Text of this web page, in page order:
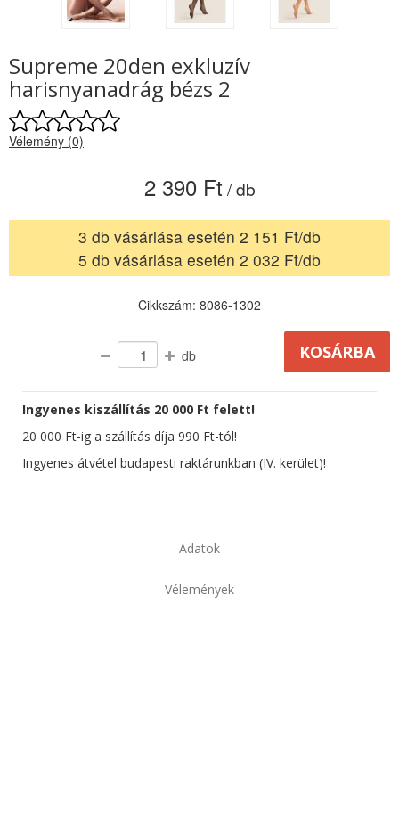
Supreme 20den exkluzív
harisnyanadrág bézs 2
Vélemény (0)
2 390 Ft / db
3 db vásárlása esetén 2 151 Ft/db
5 db vásárlása esetén 2 032 Ft/db
Cikkszám: 8086-1302
db
Ingyenes kiszállítás 20 000 Ft felett!
20 000 Ft-ig a szállítás díja 990 Ft-tól!
Ingyenes átvétel budapesti raktárunkban (IV. kerület)!
Adatok
Vélemények